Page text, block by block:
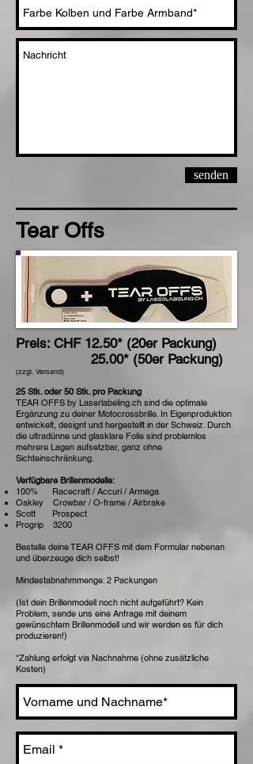
senden
Tear Offs
Preis: CHF 12.50* (20er Packung)
25.00* (50er Packung)
(zzgl. Versand)
25 Stk. oder 50 Stk. pro Packung
TEAR OFFS by Laserlabeling.ch sind die optimale
Ergänzung zu deiner Motocrossbrille. In Eigenproduktion
entwickelt, designt und hergestellt in der Schweiz. Durch
die ultradünne und glasklare Folie sind problemlos
mehrere Lagen aufsetzbar, ganz ohne
Sichteinschränkung.
Verfügbare Brillenmodelle:
100% Racecraft / Accuri / Armega
Oakley Crowbar / O-frame / Airbrake
Scott Prospect
Progrip 3200
Bestelle deine TEAR OFFS mit dem Formular nebenan
und überzeuge dich selbst!
Mindestabnahmmenge: 2 Packungen
(Ist dein Brillenmodell noch nicht aufgeführt? Kein
Problem, sende uns eine Anfrage mit deinem
gewünschtem Brillenmodell und wir werden es für dich
produzieren!)
*Zahlung erfolgt via Nachnahme (ohne zusätzliche
Kosten)